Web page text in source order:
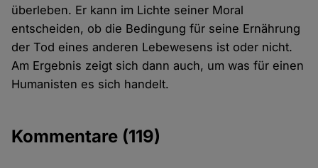
überleben. Er kann im Lichte seiner Moral
entscheiden, ob die Bedingung für seine Ernährung
der Tod eines anderen Lebewesens ist oder nicht.
Am Ergebnis zeigt sich dann auch, um was für einen
Humanisten es sich handelt.
Kommentare (119)